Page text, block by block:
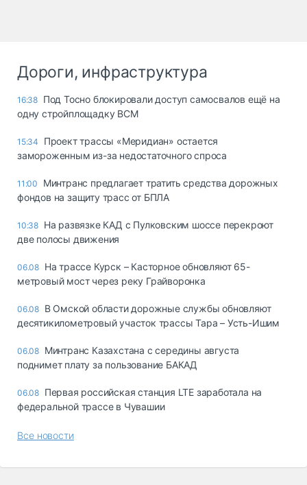
Дороги, инфраструктура
16:38 Под Тосно блокировали доступ самосвалов ещё на
одну стройплощадку ВСМ
15:34
Проект трассы «Меридиан» остается
замороженным из-за недостаточного спроса
11:00
Минтранс предлагает тратить средства дорожных
фондов на защиту трасс от БПЛА
10:38 На развязке КАД с Пулковским шоссе перекроют
две полосы движения
06.08 На трассе Курск – Касторное обновляют 65-
метровый мост через реку Грайворонка
06.08 В Омской области дорожные службы обновляют
десятикилометровый участок трассы Тара – Усть-Ишим
06.08 Минтранс Казахстана с середины августа
поднимет плату за пользование БАКАД
06.08 Первая российская станция LTE заработала на
федеральной трассе в Чувашии
Все новости